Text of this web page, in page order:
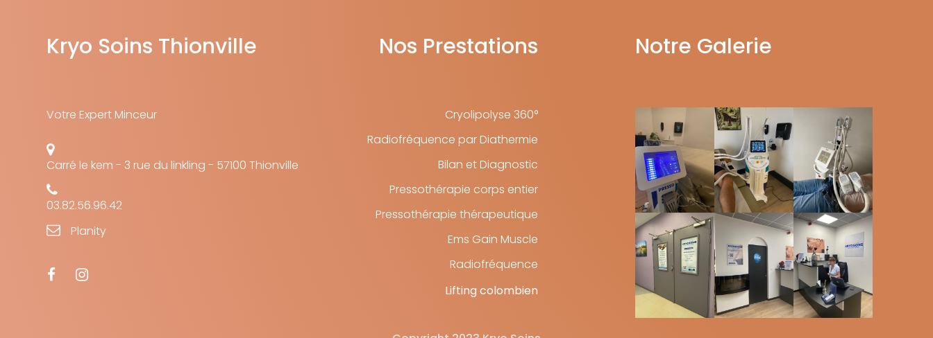
Kryo Soins Thionville
Votre Expert Minceur
Carré le kem - 3 rue du linkling - 57100 Thionville
03.82.56.96.42
Planity
Nos Prestations
Cryolipolyse 360°
Radiofréquence par Diathermie
Bilan et Diagnostic
Pressothérapie corps entier
Pressothérapie thérapeutique
Ems Gain Muscle
Radiofréquence
Lifting colombien
Notre Galerie